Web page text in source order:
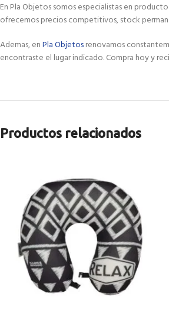
En Pla Objetos somos especialistas en
ofrecemos precios competitivos, stock
Ademas, enPla Objetosrenovamos
encontraste el lugar indicado. Compra hoy y
Productos relacionados